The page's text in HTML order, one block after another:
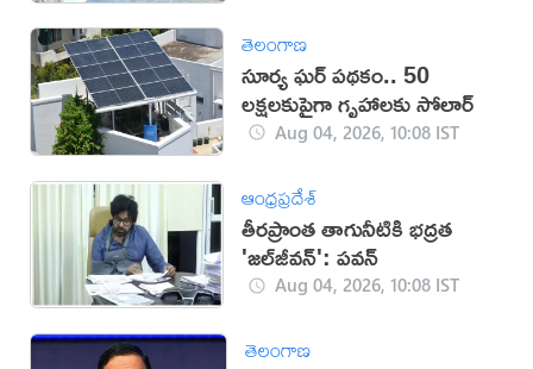
తెలంగాణ
సూర్య ఘర్ పథకం.. 50
లక్షలకుపైగా గృహాలకు సోలార్
Aug 04, 2026, 10:08 IST
ఆంధ్రప్రదేశ్
తీరప్రాంత తాగునీటికి భద్రత
'జల్‌జీవన్': పవన్‌
Aug 04, 2026, 10:08 IST
తెలంగాణ